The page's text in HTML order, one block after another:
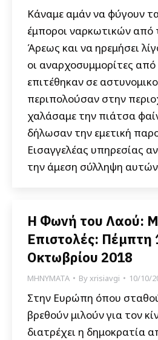
Κάναμε αμάν να φύγουν
έμποροι ναρκωτικών από
Άρεως και να ηρεμήσει
οι αναρχοσυμμορίτες
επιτέθηκαν σε
περιπολούσαν στην
χαλάσαμε την πιάτσα
δήλωσαν την εμετική
Εισαγγελέας υπηρεσίας
την άμεση σύλληψη
Η Φωνή του Λαού:
Επιστολές: Πέμπτη
Οκτωβρίου 2018
ΜΗΝΥΜΑΤΑ Byxrisiavgi 10/10/
Στην Ευρώπη όπου
βρεθούν μιλούν για τον
διατρέχει η δημοκρατία